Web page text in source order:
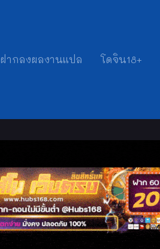
ฝากลงผลงานแปล โดจิน18+